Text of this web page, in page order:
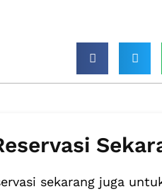
sekarang juga